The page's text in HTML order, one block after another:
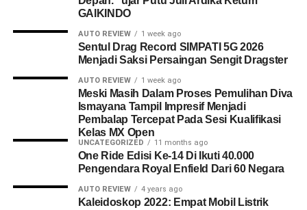
GAIKINDO
AUTO REVIEW 1 week ago
Sentul Drag Record SIMPATI 5G 2026
Menjadi Saksi Persaingan Sengit Dragster
AUTO REVIEW 1 week ago
Meski Masih Dalam Proses Pemulihan Diva
Ismayana Tampil Impresif Menjadi
Pembalap Tercepat Pada Sesi Kualifikasi
Kelas MX Open
UNCATEGORIZED 11 months ago
One Ride Edisi Ke-14 Di Ikuti 40.000
Pengendara Royal Enfield Dari 60 Negara
AUTO REVIEW 4 years ago
Kaleidoskop 2022: Empat Mobil Listrik